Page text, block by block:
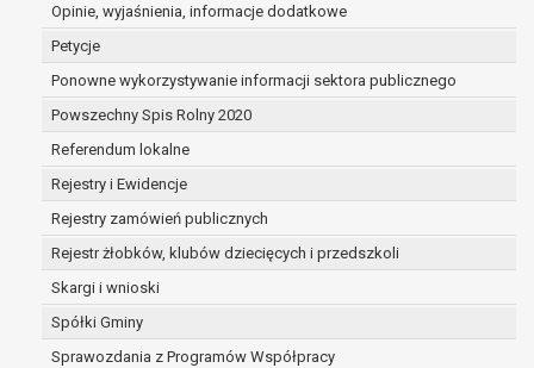
Opinie, wyjaśnienia, informacje dodatkowe
Petycje
Ponowne wykorzystywanie informacji sektora publicznego
Powszechny Spis Rolny 2020
Referendum lokalne
Rejestry i Ewidencje
Rejestry zamówień publicznych
Rejestr żłobków, klubów dziecięcych i przedszkoli
Skargi i wnioski
Spółki Gminy
Sprawozdania z Programów Współpracy
dane są nieprawidłowe lub
prawo do żądania usunięcia danych
osobowych (tzw. prawo do bycia
zapomnianym) na podstawie art. 17 RODO,
w przypadku gdy:
dane nie są już niezbędne do celów,
dla których były zebrane lub w inny
sposób przetwarzane,
osoba, której dane dotyczą, wniosła
sprzeciw wobec przetwarzania
danych osobowych,
zgodę na przetwarzanie danych